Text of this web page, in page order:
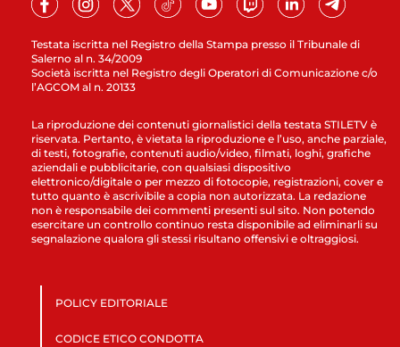
Testata iscritta nel Registro della Stampa presso il Tribunale di
Salerno al n. 34/2009
Società iscritta nel Registro degli Operatori di Comunicazione c/o
l’AGCOM al n. 20133
La riproduzione dei contenuti giornalistici della testata STILETV è
riservata. Pertanto, è vietata la riproduzione e l’uso, anche parziale,
di testi, fotografie, contenuti audio/video, filmati, loghi, grafiche
aziendali e pubblicitarie, con qualsiasi dispositivo
elettronico/digitale o per mezzo di fotocopie, registrazioni, cover e
tutto quanto è ascrivibile a copia non autorizzata. La redazione
non è responsabile dei commenti presenti sul sito. Non potendo
esercitare un controllo continuo resta disponibile ad eliminarli su
segnalazione qualora gli stessi risultano offensivi e oltraggiosi.
POLICY EDITORIALE
CODICE ETICO CONDOTTA